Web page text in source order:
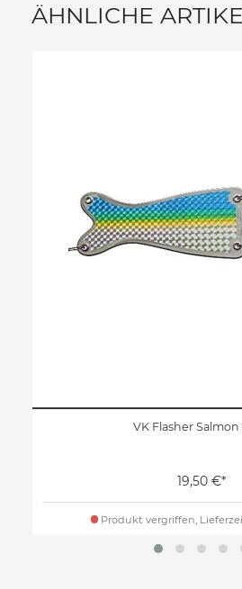
ÄHNLICHE
VK Flasher Salmon
19,50 €*
Produkt vergriffen,